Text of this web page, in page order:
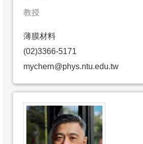
教授
薄膜材料
(02)3366-5171
mychern@phys.ntu.edu.tw